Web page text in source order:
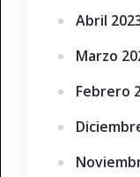
Abril
Marzo
Febrero